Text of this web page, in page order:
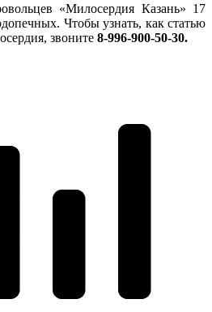
«Милосердия Казань» 17
Чтобы узнать, как статью
звоните 8-996-900-50-30.